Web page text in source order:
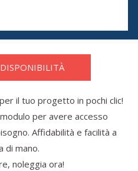
il tuo progetto in pochi clic!
per avere accesso
Affidabilità e facilità a
di mano.
noleggia ora!